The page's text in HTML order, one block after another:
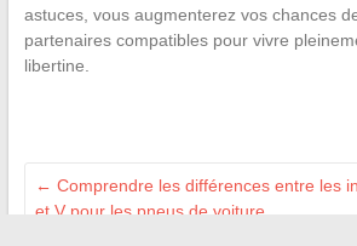
astuces, vous augmenterez vos chances
partenaires compatibles pour vivre
libertine.
← Comprendre les différences entre les
et V pour les pneus de voiture